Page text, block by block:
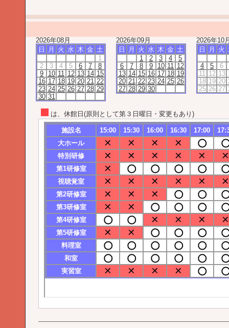
2026年08月
日
月 火 水 木 金 土
1
2
3 4 5 6 7
8
9
10 11 12 13 14 15
16 17 18 19 20 21 22
23 24 25 26 27 28 29
30 31
2026年09月
日
月 火 水 木 金 土
1
2 3 4
5
6
7 8 9 10 11 12
13 14 15 16 17 18 19
20 21 22 23 24 25 26
27 28 29 30
2026年10
日
月 火
4 5
6
11 12 13
18 19 20
25 26 27
は、休館日(原則として第３日曜日・変更もあり)